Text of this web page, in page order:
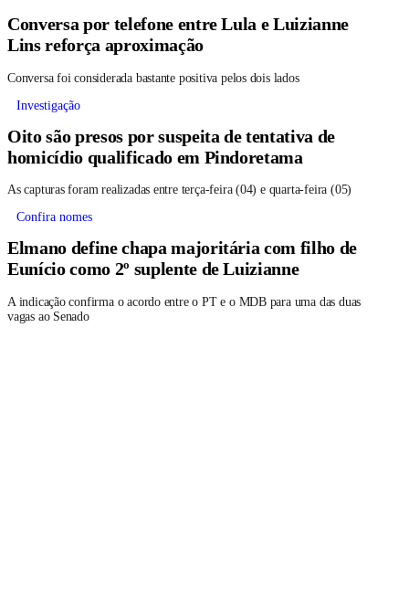
Conversa por telefone entre Lula e Luizianne
Lins reforça aproximação
Conversa foi considerada bastante positiva pelos dois lados
Investigação
Oito são presos por suspeita de tentativa de
homicídio qualificado em Pindoretama
As capturas foram realizadas entre terça-feira (04) e quarta-feira (05)
Confira nomes
Elmano define chapa majoritária com filho de
Eunício como 2º suplente de Luizianne
A indicação confirma o acordo entre o PT e o MDB para uma das duas
vagas ao Senado